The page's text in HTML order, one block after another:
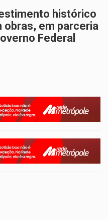
histórico
obras, em parceria
Federal